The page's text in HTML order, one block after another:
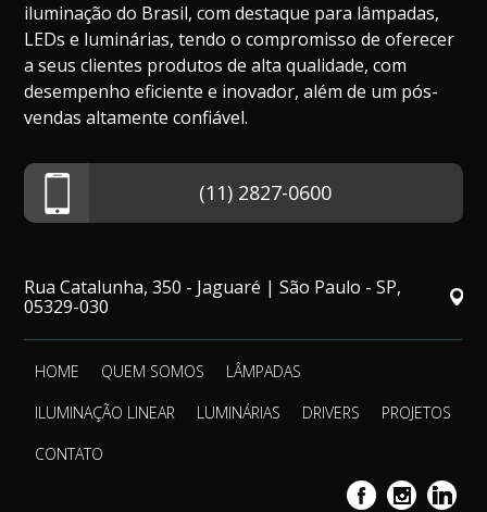
iluminação do Brasil, com destaque para lâmpadas,
LEDs e luminárias, tendo o compromisso de oferecer
a seus clientes produtos de alta qualidade, com
desempenho eficiente e inovador, além de um pós-
vendas altamente confiável.
(11) 2827-0600
Rua Catalunha, 350 - Jaguaré | São Paulo - SP,
05329-030
HOME QUEM SOMOS
LÂMPADAS
ILUMINAÇÃO LINEAR
LUMINÁRIAS DRIVERS
PROJETOS
CONTATO